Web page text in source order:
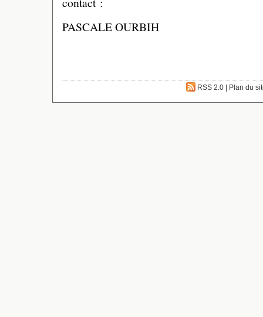
PASCALE OURBIH
RSS 2.0 | Plan du